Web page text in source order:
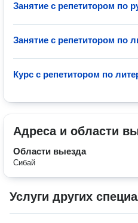
Занятие с репетитором по
Занятие с репетитором по
Курс с репетитором по
Адреса и области
Области выезда
Сибай
Услуги других